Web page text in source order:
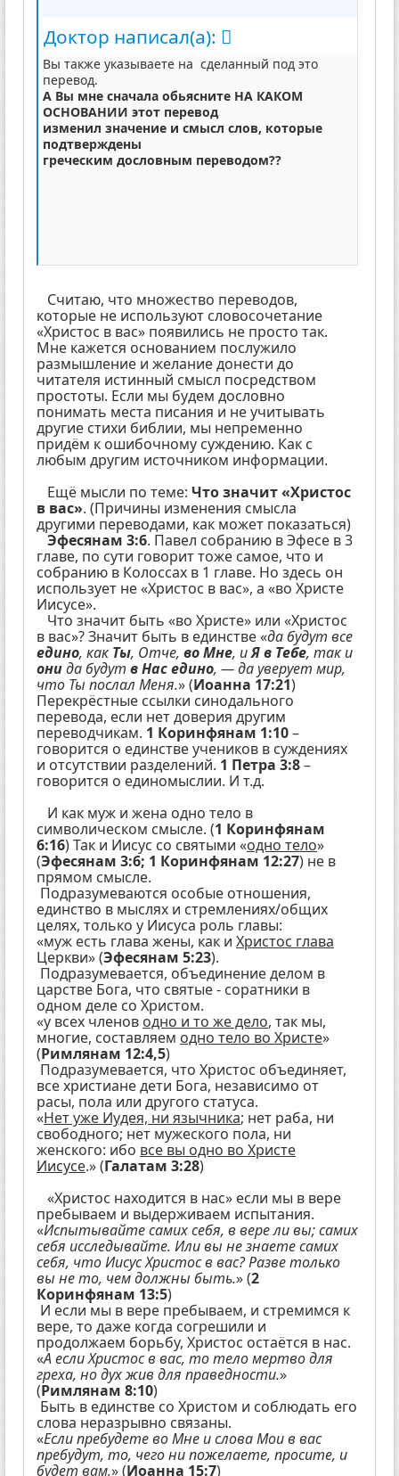
Доктор написал(а):
Вы также указываете на сделанный под это
перевод.
А Вы мне сначала обьясните НА КАКОМ
ОСНОВАНИИ этот перевод
изменил значение и смысл слов, которые
подтверждены
греческим дословным переводом??
Считаю, что множество переводов,
которые не используют словосочетание
«Христос в вас» появились не просто так.
Мне кажется основанием послужило
размышление и желание донести до
читателя истинный смысл посредством
простоты. Если мы будем дословно
понимать места писания и не учитывать
другие стихи библии, мы непременно
придём к ошибочному суждению. Как с
любым другим источником информации.
Ещё мысли по теме: Что значит «Христос
в вас». (Причины изменения смысла
другими переводами, как может показаться)
Эфесянам 3:6. Павел собранию в Эфесе в 3
главе, по сути говорит тоже самое, что и
собранию в Колоссах в 1 главе. Но здесь он
использует не «Христос в вас», а «во Христе
Иисусе».
Что значит быть «во Христе» или «Христос
в вас»? Значит быть в единстве «да будут все
едино, какТы, Отче, во Мне, иЯ в Тебе, так и
онида будут в Нас едино, — да уверует мир,
что Ты послал Меня.» (Иоанна 17:21)
Перекрёстные ссылки синодального
перевода, если нет доверия другим
переводчикам. 1 Коринфянам 1:10–
говорится о единстве учеников в суждениях
и отсутствии разделений. 1 Петра 3:8–
говорится о единомыслии. И т.д.
И как муж и жена одно тело в
символическом смысле. (1 Коринфянам
6:16) Так и Иисус со святыми «одно тело»
(Эфесянам 3:6; 1 Коринфянам 12:27) не в
прямом смысле.
Подразумеваются особые отношения,
единство в мыслях и стремлениях/общих
целях, только у Иисуса роль главы:
«муж есть глава жены, как и Христос глава
Церкви» (Эфесянам 5:23).
Подразумевается, объединение делом в
царстве Бога, что святые - соратники в
одном деле со Христом.
«у всех членов одно и то же дело, так мы,
многие, составляем одно тело во Христе»
(Римлянам 12:4,5)
Подразумевается, что Христос объединяет,
все христиане дети Бога, независимо от
расы, пола или другого статуса.
«Нет уже Иудея, ни язычника; нет раба, ни
свободного; нет мужеского пола, ни
женского: ибо все вы одно во Христе
Иисусе.» (Галатам 3:28)
«Христос находится в нас» если мы в вере
пребываем и выдерживаем испытания.
«Испытывайте самих себя, в вере ли вы; самих
себя исследывайте. Или вы не знаете самих
себя, что Иисус Христос в вас? Разве только
вы не то, чем должны быть.» (2
Коринфянам 13:5)
И если мы в вере пребываем, и стремимся к
вере, то даже когда согрешили и
продолжаем борьбу, Христос остаётся в нас.
«А если Христос в вас, то тело мертво для
греха, но дух жив для праведности.»
(Римлянам 8:10)
Быть в единстве со Христом и соблюдать его
слова неразрывно связаны.
«Если пребудете во Мне и слова Мои в вас
пребудут, то, чего ни пожелаете, просите, и
будет вам.» (Иоанна 15:7)